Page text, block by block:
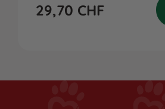
29,70 CHF